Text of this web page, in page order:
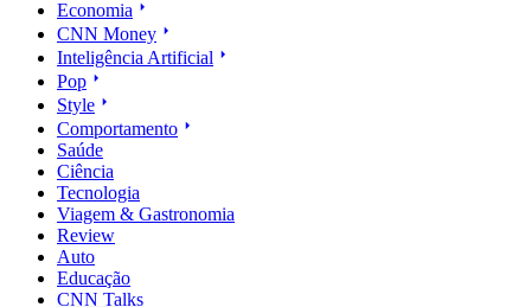
Economia
CNN Money
Inteligência Artificial
Pop
Style
Comportamento
Saúde
Ciência
Tecnologia
Viagem & Gastronomia
Review
Auto
Educação
CNN Talks